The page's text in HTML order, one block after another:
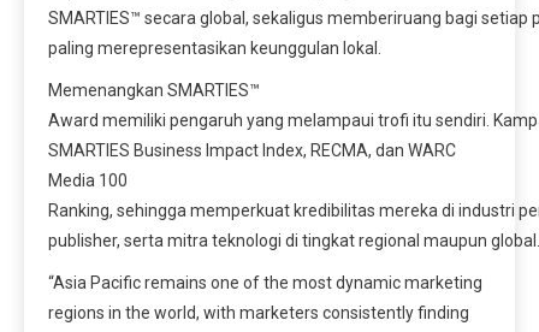
SMARTIES™ secara global, sekaligus memberiruang bagi setiap
paling merepresentasikan keunggulan lokal.
Memenangkan SMARTIES™
Award memiliki pengaruh yang melampaui trofi itu sendiri.
SMARTIES Business Impact Index, RECMA, dan WARC
Media 100
Ranking, sehingga memperkuat kredibilitas mereka di industri
publisher, serta mitra teknologi di tingkat regional maupun
“Asia Pacific remains one of the most dynamic marketing
regions in the world, with marketers consistently finding